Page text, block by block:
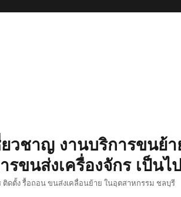
วชาญ งานบริการขนย้
ขนส่งเครื่องจักร เป็นไ
ดตั้ง รื้อถอน ขนส่งเคลื่อนย้าย ในอุตสาหกรรม ชลบุรี